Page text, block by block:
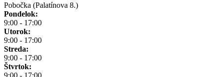
Pobočka (Palatínova 8.)
Pondelok:
9:00 - 17:00
Utorok:
9:00 - 17:00
Streda:
9:00 - 17:00
Štvrtok:
9:00 - 17:00